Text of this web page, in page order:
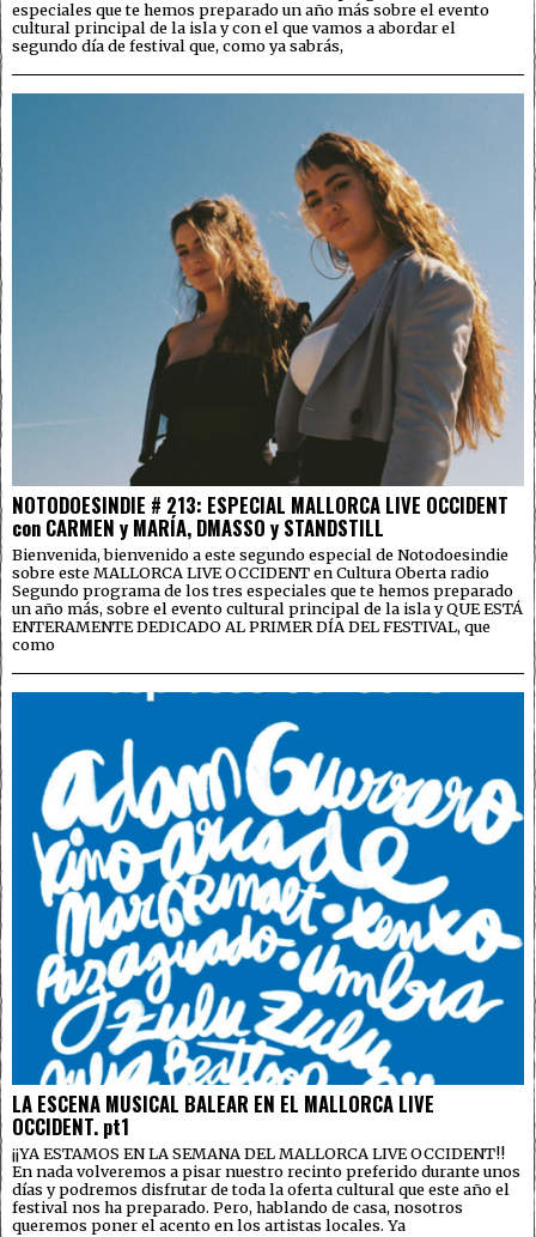
especiales que te hemos preparado un año más sobre el evento
cultural principal de la isla y con el que vamos a abordar el
segundo día de festival que, como ya sabrás,
NOTODOESINDIE # 213: ESPECIAL MALLORCA LIVE OCCIDENT
con CARMEN y MARÍA, DMASSO y STANDSTILL
Bienvenida, bienvenido a este segundo especial de Notodoesindie
sobre este MALLORCA LIVE OCCIDENT en Cultura Oberta radio
Segundo programa de los tres especiales que te hemos preparado
un año más, sobre el evento cultural principal de la isla y QUE ESTÁ
ENTERAMENTE DEDICADO AL PRIMER DÍA DEL FESTIVAL, que
como
LA ESCENA MUSICAL BALEAR EN EL MALLORCA LIVE
OCCIDENT. pt1
¡¡YA ESTAMOS EN LA SEMANA DEL MALLORCA LIVE OCCIDENT!!
En nada volveremos a pisar nuestro recinto preferido durante unos
días y podremos disfrutar de toda la oferta cultural que este año el
festival nos ha preparado. Pero, hablando de casa, nosotros
queremos poner el acento en los artistas locales. Ya